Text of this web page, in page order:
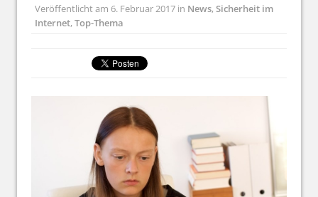
Veröffentlicht am 6. Februar 2017 in News,Sicherheit im
Internet,Top-Thema